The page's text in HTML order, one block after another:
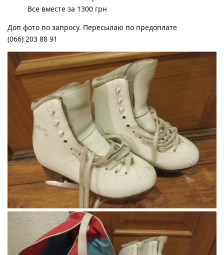
Все вместе за 1300 грн
Доп фото по запросу. Пересылаю по предоплате
(066) 203 88 91